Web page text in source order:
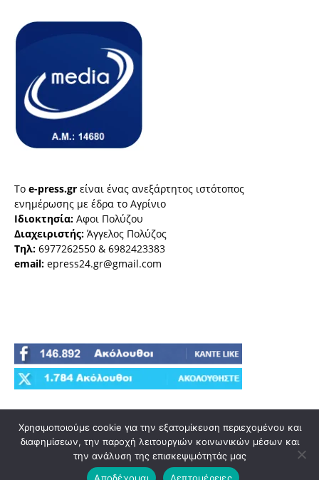
Το e-press.gr είναι ένας ανεξάρτητος ιστότοπος
ενημέρωσης με έδρα το Αγρίνιο
Ιδιοκτησία: Αφοι Πολύζου
Διαχειριστής: Άγγελος Πολύζος
Τηλ: 6977262550 & 6982423383
email: epress24.gr@gmail.com
Χρησιμοποιούμε cookie για την εξατομίκευση περιεχομένου και
διαφημίσεων, την παροχή λειτουργιών κοινωνικών μέσων και
την ανάλυση της επισκεψιμότητάς μας
Αποδέχομαι
Λεπτομέρειες